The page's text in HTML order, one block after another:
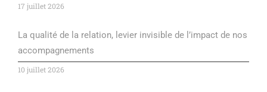
17 juillet 2026
La qualité de la relation, levier invisible de l’impact de nos
accompagnements
10 juillet 2026